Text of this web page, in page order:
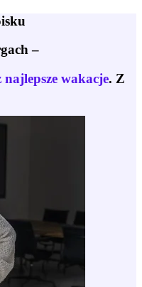
–
wakacje. Z